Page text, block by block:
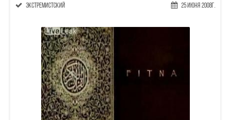
экстремистский 25 Июня 2008г.